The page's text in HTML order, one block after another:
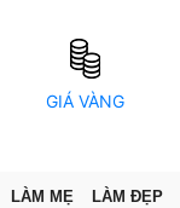
GIÁ VÀNG
LÀM MẸ LÀM ĐẸP